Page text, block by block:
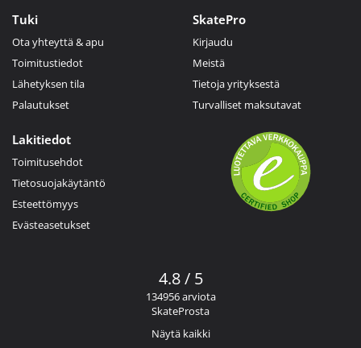
Tuki
Ota yhteyttä & apu
Toimitustiedot
Lähetyksen tila
Palautukset
SkatePro
Kirjaudu
Meistä
Tietoja yrityksestä
Turvalliset maksutavat
Lakitiedot
Toimitusehdot
Tietosuojakäytäntö
Esteettömyys
Evästeasetukset
4.8 / 5
134956 arviota
SkateProsta
Näytä kaikki